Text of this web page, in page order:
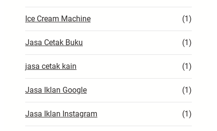
Ice Cream Machine (1)
Jasa Cetak Buku (1)
jasa cetak kain (1)
Jasa Iklan Google (1)
Jasa Iklan Instagram (1)